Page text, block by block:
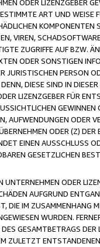
ODER LIZENZGEBER
ART UND
VIREN,
ZUGRIFFE AUF BZW.
ODER SONSTIGEN
JURISTISCHEN PERSON
DIESE SIND IN
LIZENZGEBER FÜR
AUFWENDUNGEN ODER
ODER (Z)
EINEN AUSSCHLUSS
GESETZLICHEN
UNTERNEHMEN ODER
AUFGRUND
DIE IM ZUSAMMENHANG
WURDEN.
GESAMTBETRAGS
ZULETZT